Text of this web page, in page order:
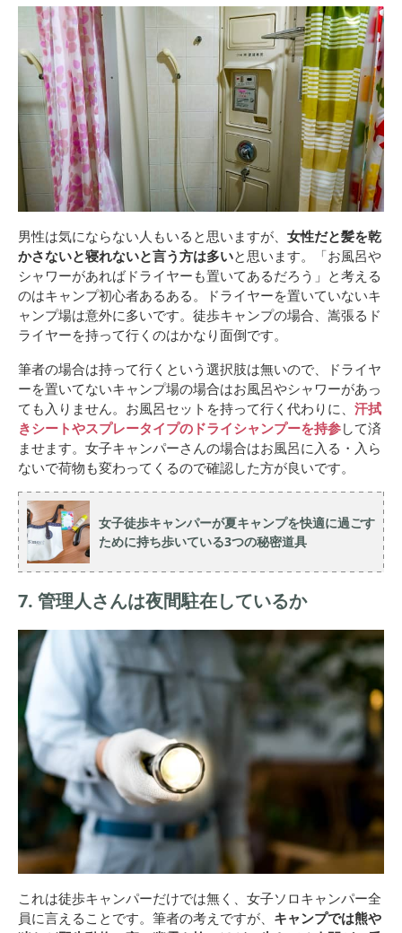
男性は気にならない人もいると思いますが、 女性だと髪を乾
かさないと寝れないと言う方は多いと思います。「お風呂や
シャワーがあればドライヤーも置いてあるだろう」と考える
のはキャンプ初心者あるある。ドライヤーを置いていないキ
ャンプ場は意外に多いです。徒歩キャンプの場合、嵩張るド
ライヤーを持って行くのはかなり面倒です。
筆者の場合は持って行くという選択肢は無いので、ドライヤ
ーを置いてないキャンプ場の場合はお風呂やシャワーがあっ
ても入りません。お風呂セットを持って行く代わりに、 汗拭
きシートやスプレータイプのドライシャンプーを持参して済
ませます。女子キャンパーさんの場合はお風呂に入る・入ら
ないで荷物も変わってくるので確認した方が良いです。
女子徒歩キャンパーが夏キャンプを快適に過ごす
ために持ち歩いている3つの秘密道具
7. 管理人さんは夜間駐在しているか
これは徒歩キャンパーだけでは無く、女子ソロキャンパー全
員に言えることです。筆者の考えですが、 キャンプでは熊や